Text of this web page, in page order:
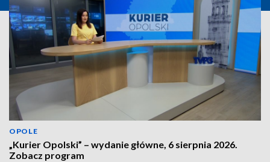
OPOLE
„Kurier Opolski” – wydanie główne, 6 sierpnia 2026.
Zobacz program